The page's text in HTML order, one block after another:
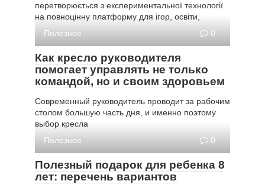
перетворюється з експериментальної технології
на повноцінну платформу для ігор, освіти,
Полезное
0
Как кресло руководителя
помогает управлять не только
командой, но и своим здоровьем
Современный руководитель проводит за рабочим
столом большую часть дня, и именно поэтому
выбор кресла
Полезное
0
Полезный подарок для ребенка 8
лет: перечень вариантов